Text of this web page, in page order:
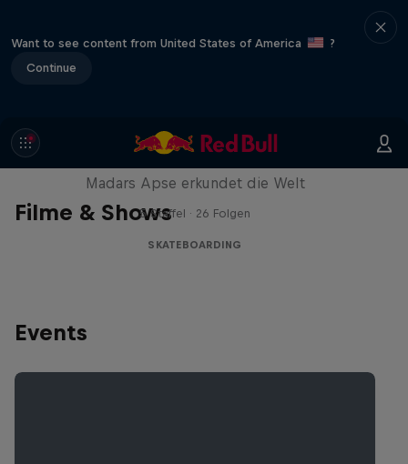
Want to see content from United States of America
?
Continue
Filme & Shows
Skate Tales
Madars Apse erkundet die Welt
5 Staffel · 26 Folgen
SKATEBOARDING
Events